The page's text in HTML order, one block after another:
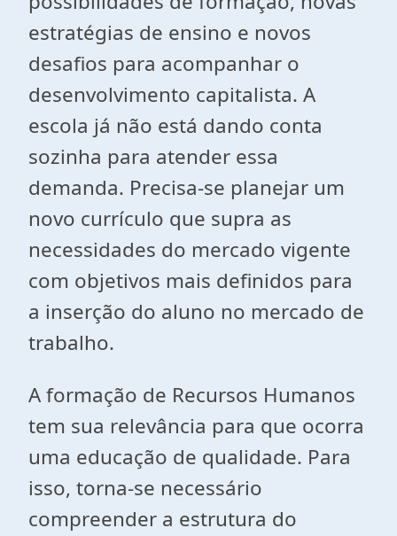
estratégias de ensino e novos
desafios para acompanhar o
desenvolvimento capitalista. A
escola já não está dando conta
sozinha para atender essa
demanda. Precisa-se planejar um
novo currículo que supra as
necessidades do mercado vigente
com objetivos mais definidos para
a inserção do aluno no mercado de
trabalho.
A formação de Recursos Humanos
tem sua relevância para que ocorra
uma educação de qualidade. Para
isso, torna-se necessário
compreender a estrutura do